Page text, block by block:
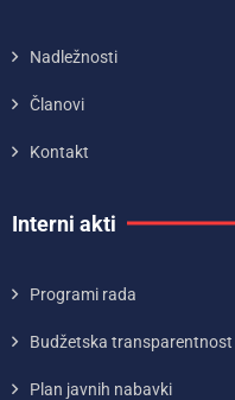
Nadležnosti
Članovi
Kontakt
Interni akti
Programi rada
Budžetska transparentnost
Plan javnih nabavki